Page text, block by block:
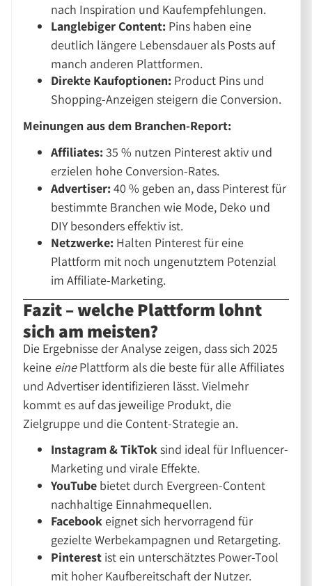
nach Inspiration und Kaufempfehlungen.
Langlebiger Content: Pins haben eine
deutlich längere Lebensdauer als Posts auf
manch anderen Plattformen.
Direkte Kaufoptionen: Product Pins und
Shopping-Anzeigen steigern die Conversion.
Meinungen aus dem Branchen-Report:
Affiliates: 35 % nutzen Pinterest aktiv und
erzielen hohe Conversion-Rates.
Advertiser: 40 % geben an, dass Pinterest für
bestimmte Branchen wie Mode, Deko und
DIY besonders effektiv ist.
Netzwerke: Halten Pinterest für eine
Plattform mit noch ungenutztem Potenzial
im Affiliate-Marketing.
Fazit – welche Plattform lohnt
sich am meisten?
Die Ergebnisse der Analyse zeigen, dass sich 2025
keine einePlattform als die beste für alle Affiliates
und Advertiser identifizieren lässt. Vielmehr
kommt es auf das jeweilige Produkt, die
Zielgruppe und die Content-Strategie an.
Instagram & TikToksind ideal für Influencer-
Marketing und virale Effekte.
YouTube bietet durch Evergreen-Content
nachhaltige Einnahmequellen.
Facebookeignet sich hervorragend für
gezielte Werbekampagnen und Retargeting.
Pinterest ist ein unterschätztes Power-Tool
mit hoher Kaufbereitschaft der Nutzer.